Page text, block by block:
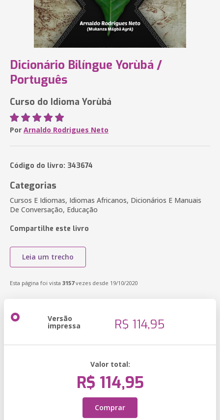
Dicionário Bilíngue Yorùbá /
Português
Curso do Idioma Yorùbá
Por Arnaldo Rodrigues Neto
Código do livro: 343674
Categorias
Cursos E Idiomas, Idiomas Africanos, Dicionários E Manuais
De Conversação, Educação
Compartilhe este livro
Leia um trecho
Esta página foi vista 3157vezes desde 19/10/2020
Versão
impressa R$ 114,95
Valor total:
R$ 114,95
Comprar